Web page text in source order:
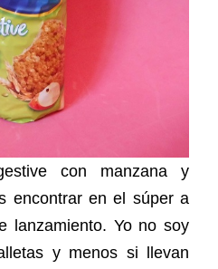
con manzana y
encontrar en el súper a
lanzamiento. Yo no soy
y menos si llevan